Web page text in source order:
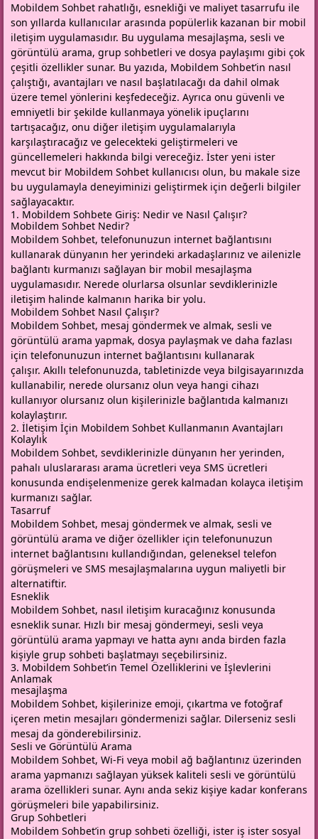
Mobildem Sohbet rahatlığı, esnekliği ve maliyet tasarrufu ile
son yıllarda kullanıcılar arasında popülerlik kazanan bir mobil
iletişim uygulamasıdır. Bu uygulama mesajlaşma, sesli ve
görüntülü arama, grup sohbetleri ve dosya paylaşımı gibi çok
çeşitli özellikler sunar. Bu yazıda, Mobildem Sohbet’in nasıl
çalıştığı, avantajları ve nasıl başlatılacağı da dahil olmak
üzere temel yönlerini keşfedeceğiz. Ayrıca onu güvenli ve
emniyetli bir şekilde kullanmaya yönelik ipuçlarını
tartışacağız, onu diğer iletişim uygulamalarıyla
karşılaştıracağız ve gelecekteki geliştirmeleri ve
güncellemeleri hakkında bilgi vereceğiz. İster yeni ister
mevcut bir Mobildem Sohbet kullanıcısı olun, bu makale size
bu uygulamayla deneyiminizi geliştirmek için değerli bilgiler
sağlayacaktır.
1. Mobildem Sohbete Giriş: Nedir ve Nasıl Çalışır?
Mobildem Sohbet Nedir?
Mobildem Sohbet, telefonunuzun internet bağlantısını
kullanarak dünyanın her yerindeki arkadaşlarınız ve ailenizle
bağlantı kurmanızı sağlayan bir mobil mesajlaşma
uygulamasıdır. Nerede olurlarsa olsunlar sevdiklerinizle
iletişim halinde kalmanın harika bir yolu.
Mobildem Sohbet Nasıl Çalışır?
Mobildem Sohbet, mesaj göndermek ve almak, sesli ve
görüntülü arama yapmak, dosya paylaşmak ve daha fazlası
için telefonunuzun internet bağlantısını kullanarak
çalışır. Akıllı telefonunuzda, tabletinizde veya bilgisayarınızda
kullanabilir, nerede olursanız olun veya hangi cihazı
kullanıyor olursanız olun kişilerinizle bağlantıda kalmanızı
kolaylaştırır.
2. İletişim İçin Mobildem Sohbet Kullanmanın Avantajları
Kolaylık
Mobildem Sohbet, sevdiklerinizle dünyanın her yerinden,
pahalı uluslararası arama ücretleri veya SMS ücretleri
konusunda endişelenmenize gerek kalmadan kolayca iletişim
kurmanızı sağlar.
Tasarruf
Mobildem Sohbet, mesaj göndermek ve almak, sesli ve
görüntülü arama ve diğer özellikler için telefonunuzun
internet bağlantısını kullandığından, geleneksel telefon
görüşmeleri ve SMS mesajlaşmalarına uygun maliyetli bir
alternatiftir.
Esneklik
Mobildem Sohbet, nasıl iletişim kuracağınız konusunda
esneklik sunar. Hızlı bir mesaj göndermeyi, sesli veya
görüntülü arama yapmayı ve hatta aynı anda birden fazla
kişiyle grup sohbeti başlatmayı seçebilirsiniz.
3. Mobildem Sohbet’in Temel Özelliklerini ve İşlevlerini
Anlamak
mesajlaşma
Mobildem Sohbet, kişilerinize emoji, çıkartma ve fotoğraf
içeren metin mesajları göndermenizi sağlar. Dilerseniz sesli
mesaj da gönderebilirsiniz.
Sesli ve Görüntülü Arama
Mobildem Sohbet, Wi-Fi veya mobil ağ bağlantınız üzerinden
arama yapmanızı sağlayan yüksek kaliteli sesli ve görüntülü
arama özellikleri sunar. Aynı anda sekiz kişiye kadar konferans
görüşmeleri bile yapabilirsiniz.
Grup Sohbetleri
Mobildem Sohbet’in grup sohbeti özelliği, ister iş ister sosyal